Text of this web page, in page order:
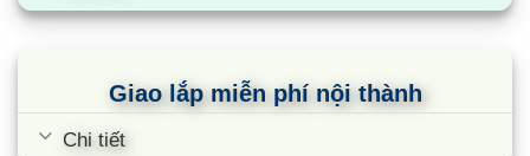
Giao lắp miễn phí nội thành
Chi tiết